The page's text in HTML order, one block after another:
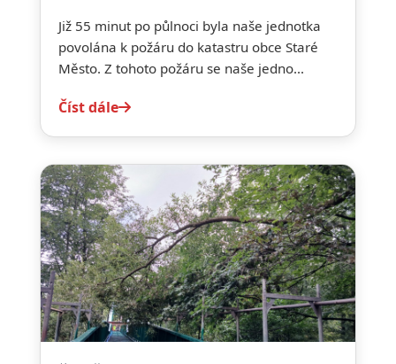
Již 55 minut po půlnoci byla naše jednotka
povolána k požáru do katastru obce Staré
Město. Z tohoto požáru se naše jedno...
Číst dále